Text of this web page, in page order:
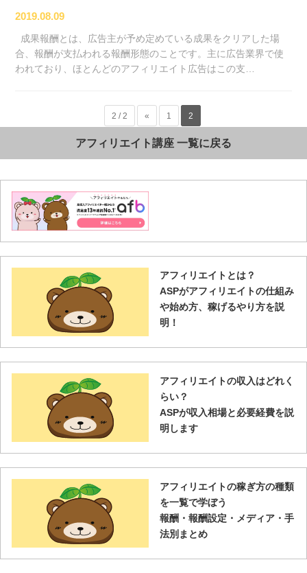
2019.08.09
成果報酬とは、広告主が予め定めている成果をクリアした場
合、報酬が支払われる報酬形態のことです。主に広告業界で使
われており、ほとんどのアフィリエイト広告はこの支…
2 / 2 « 1 2
アフィリエイト講座 一覧に戻る
アフィリエイトとは？
ASPがアフィリエイトの仕組み
や始め方、稼げるやり方を説
明！
アフィリエイトの収入はどれく
らい？
ASPが収入相場と必要経費を説
明します
アフィリエイトの稼ぎ方の種類
を一覧で学ぼう
報酬・報酬設定・メディア・手
法別まとめ